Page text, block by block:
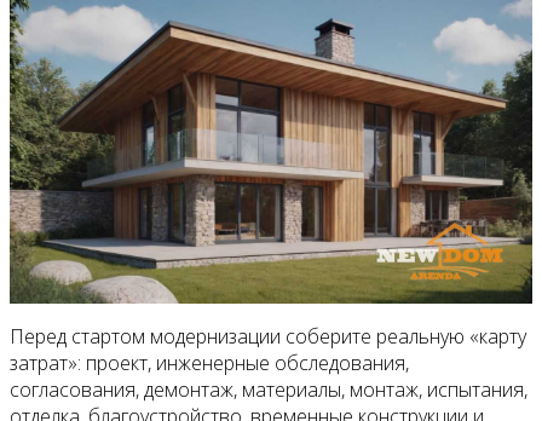
Перед стартом модернизации соберите реальную «карту
затрат»: проект, инженерные обследования,
согласования, демонтаж, материалы, монтаж, испытания,